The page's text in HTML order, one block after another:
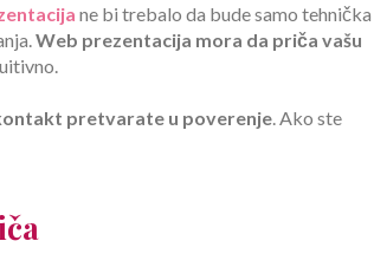
ne bi trebalo da bude samo tehnička
Web prezentacija mora da priča vašu
pretvarate u poverenje . Ako ste